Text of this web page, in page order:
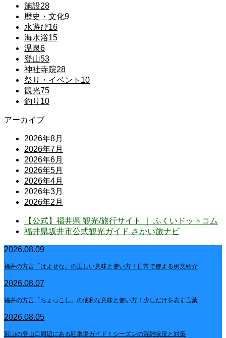
施設28
歴史・文化9
水遊び16
海水浴15
温泉6
登山53
神社寺院28
祭り・イベント 10
観光75
釣り 10
アーカイブ
2026年8月
2026年7月
2026年6月
2026年5月
2026年4月
2026年3月
2026年2月
【公式】福井県 観光/旅行サイト ｜ ふくいドットコム
福井県坂井市公式観光ガイド さかい旅ナビ
2026.08.09
福井の方言「はよせな」の正しい意味と使い方！日常で使える例文紹介
2026.08.07
福井の方言「ちょっこし」の便利な意味と使い方！少しだけを表す言葉
2026.08.05
冠山の登山口周辺にある駐車場ガイド！シーズンの混雑状況と対策